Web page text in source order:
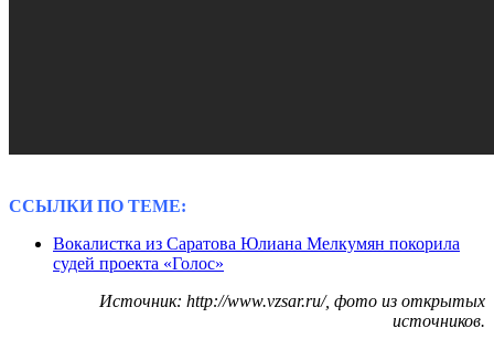
ССЫЛКИ ПО ТЕМЕ:
Вокалистка из Саратова Юлиана Мелкумян покорила
судей проекта «Голос»
Источник: http://www.vzsar.ru/, фото из открытых
источников.